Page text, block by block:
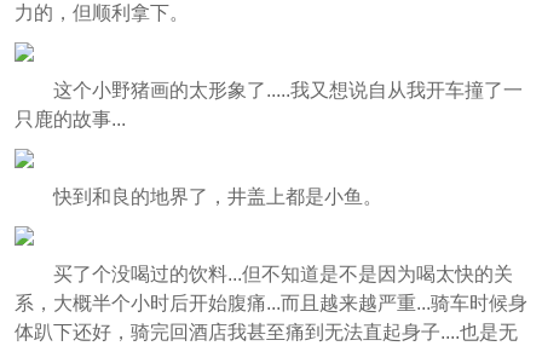
力的，但顺利拿下。
这个小野猪画的太形象了.....我又想说自从我开车撞了一
只鹿的故事...
快到和良的地界了，井盖上都是小鱼。
买了个没喝过的饮料...但不知道是不是因为喝太快的关
系，大概半个小时后开始腹痛...而且越来越严重...骑车时候身
体趴下还好，骑完回酒店我甚至痛到无法直起身子....也是无